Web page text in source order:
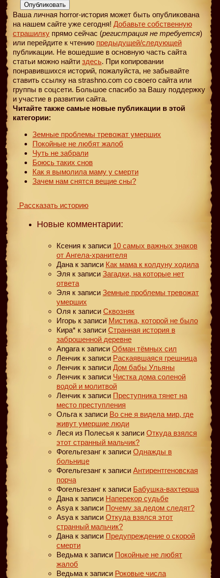
Опубликовать
Ваша личная horror-история может быть опубликована
на нашем сайте уже сегодня! Добавьте собственную
страшилку прямо сейчас (регистрация не требуется)
или перейдите к чтению предыдущей/следующей
публикации. Не вошедшие в основную часть сайта
статьи можно найти здесь. При копировании
понравившихся историй, пожалуйста, не забывайте
ставить ссылку на strashno.com со своего сайта или
группы в соцсети. Большое спасибо за Вашу поддержку
и участие в развитии сайта.
Читайте также самые новые публикации в этой
категории:
Земные проблемы тревожат умерших
Покойные не любят жалоб
Чуть не забрали
Боюсь таких снов
Как я вымолила маму у смерти
Зачем нам снятся вещие сны?
Рассказать историю
Новые комментарии:
Ксения к записи 10 самых важных знаков
от Ангела-хранителя
Дана к записи Как мама к колдуну ходила
Эля к записи Загадки, на которые нет
ответа
Эля к записи Земные проблемы тревожат
умерших
Оля к записи Сквозняк
Игорь к записи Мистика, которой не было
Кира* к записи Странная история в
заброшенной деревне
Angara к записи Обман тёмных сил
Ленчик к записи Раскаявшаяся грешница
Ленчик к записи Дом бабы Ульяны
Ленчик к записи Чистка дома соленой
водой и молитвой
Ленчик к записи Преступника тянет на
место преступления
Ольга к записи Во сне я видела мир, где
живут умершие люди
Леся из Полесья к записи Откуда взялся
этот странный мальчик?
Фогельгезанг к записи Однажды в
больнице
Фогельгезанг к записи Антирентгеновская
порча
Фогельгезанг к записи Бабушка-вахтерша
Дана к записи Наперекор судьбе
Asya к записи Почему за дедом следят?
Asya к записи Откуда взялся этот
странный мальчик?
Дана к записи Предупреждение о скорой
смерти
Ведьма к записи Покойные не любят
жалоб
Ведьма к записи Роковые числа